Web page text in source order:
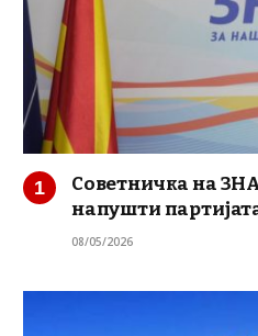
Советничка на
напушти
08/05/2026